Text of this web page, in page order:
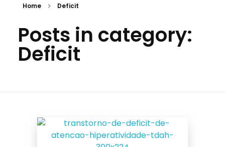
Home Deficit
Posts in category:
Deficit